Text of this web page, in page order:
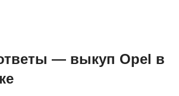
— выкуп Opel в